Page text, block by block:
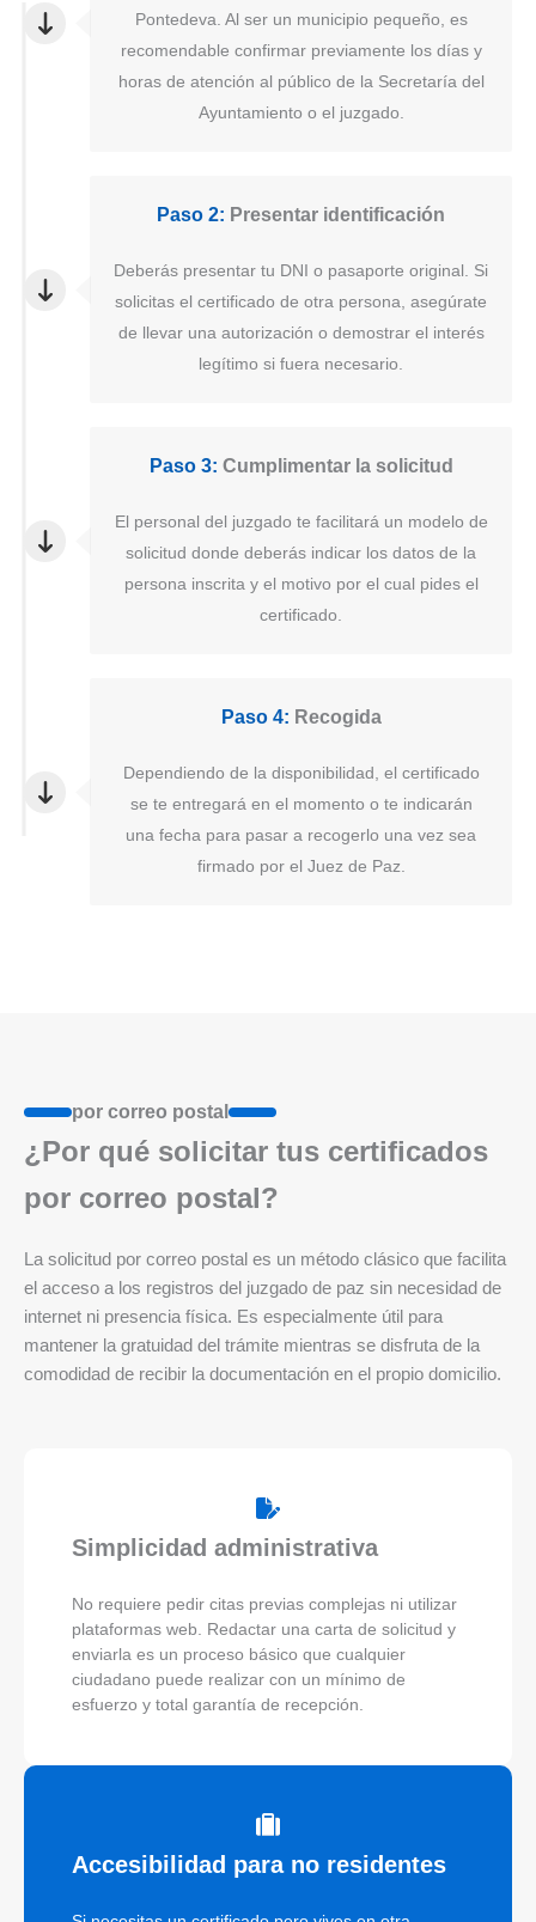
Pontedeva. Al ser un municipio pequeño, es
recomendable confirmar previamente los días y
horas de atención al público de la Secretaría del
Ayuntamiento o el juzgado.
Paso 2: Presentar identificación
Deberás presentar tu DNI o pasaporte original. Si
solicitas el certificado de otra persona, asegúrate
de llevar una autorización o demostrar el interés
legítimo si fuera necesario.
Paso 3: Cumplimentar la solicitud
El personal del juzgado te facilitará un modelo de
solicitud donde deberás indicar los datos de la
persona inscrita y el motivo por el cual pides el
certificado.
Paso 4: Recogida
Dependiendo de la disponibilidad, el certificado
se te entregará en el momento o te indicarán
una fecha para pasar a recogerlo una vez sea
firmado por el Juez de Paz.
por correo postal
¿Por qué solicitar tus certificados
por correo postal?
La solicitud por correo postal es un método clásico que facilita
el acceso a los registros del juzgado de paz sin necesidad de
internet ni presencia física. Es especialmente útil para
mantener la gratuidad del trámite mientras se disfruta de la
comodidad de recibir la documentación en el propio domicilio.
Simplicidad administrativa
No requiere pedir citas previas complejas ni utilizar
plataformas web. Redactar una carta de solicitud y
enviarla es un proceso básico que cualquier
ciudadano puede realizar con un mínimo de
esfuerzo y total garantía de recepción.
Accesibilidad para no residentes